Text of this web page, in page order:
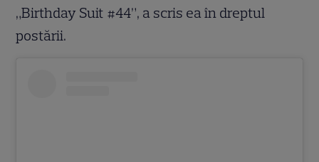
„Birthday Suit #44”, a scris ea în dreptul
postării.